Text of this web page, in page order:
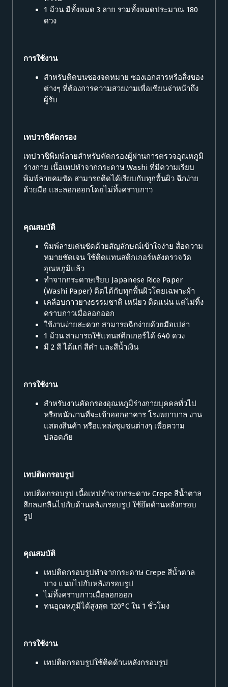
1 ม้วน มีทั้งหมด 3 ลาย รวมทั้งหมดประมาณ 180
ดวง
การใช้งาน
สำหรับติดบนซองจดหมาย ซองเอกสารหรือสิ่งของ
ต่างๆ ที่ต้องการความสวยงามเพื่อเขียนจ่าหน้าถึง
ผู้รับ
เทปวาชิคัดกรอง
เทปวาชิพิมพ์ลายสำหรับคัดกรองผู้ผ่านการตรวจอุณหภูมิ
ร่างกาย เนื้อเทปทำจากกระดาษ Washi ที่มีความเรียบ
พิมพ์ลายคมชัด สามารถติดได้เรียบกับทุกพื้นผิว ฉีกง่าย
ด้วยมือ และลอกออกโดยไม่ทิ้งคราบกาว
คุณสมบัติ
พิมพ์ลายเด่นชัดด้วยสัญลักษณ์เข้าใจง่าย สื่อความ
หมายชัดเจน ใช้ติดแทนสติกเกอร์หลังตรวจวัด
อุณหภูมิแล้ว
ทำจากกระดาษเรียบ Japanese Rice Paper
(Washi Paper) ติดได้กับทุกพื้นผิวโดยเฉพาะผ้า
เคลือบกาวยางธรรมชาติ เหนียว ติดแน่น แต่ไม่ทิ้ง
คราบกาวเมื่อลอกออก
ใช้งานง่ายสะดวก สามารถฉีกง่ายด้วยมือเปล่า
1 ม้วน สามารถใช้แทนสติกเกอร์ได้ 640 ดวง
มี 2 สี ได้แก่ สีดำ และสีน้ำเงิน
การใช้งาน
สำหรับงานคัดกรองอุณหภูมิร่างกายบุคคลทั่วไป
หรือพนักงานที่จะเข้าออกอาคาร โรงพยาบาล งาน
แสดงสินค้า หรือแหล่งชุมชนต่างๆ เพื่อความ
ปลอดภัย
เทปติดกรอบรูป
เทปติดกรอบรูป เนื้อเทปทำจากกระดาษ Crepe สีน้ำตาล
สีกลมกลืนไปกับด้านหลังกรอบรูป ใช้ยึดด้านหลังกรอบ
รูป
คุณสมบัติ
เทปติดกรอบรูปทำจากกระดาษ Crepe สีน้ำตาล
บาง แนบไปกับหลังกรอบรูป
ไม่ทิ้งคราบกาวเมื่อลอกออก
ทนอุณหภูมิได้สูงสุด 120°C ใน 1 ชั่วโมง
การใช้งาน
เทปติดกรอบรูปใช้ติดด้านหลังกรอบรูป